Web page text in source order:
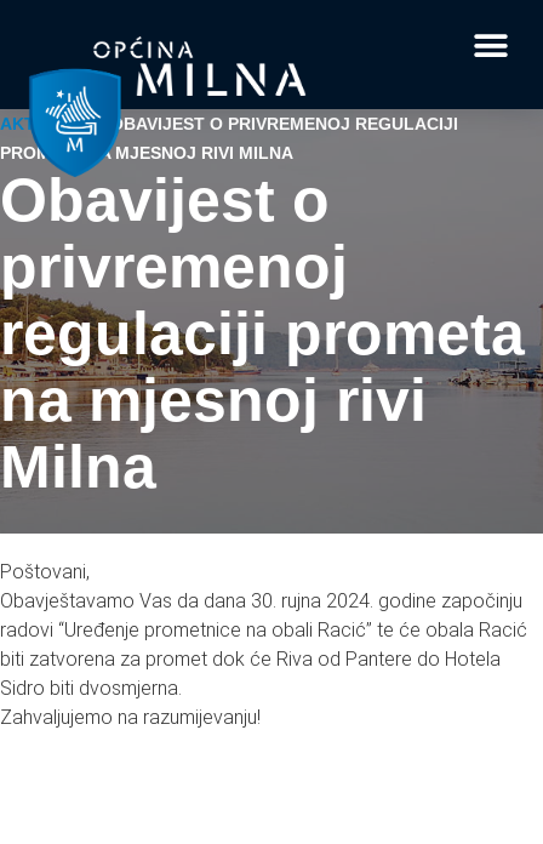
AKTUALNO/
OBAVIJEST O PRIVREMENOJ REGULACIJI
PROMETA NA MJESNOJ RIVI MILNA
Obavijest o
privremenoj
regulaciji prometa
na mjesnoj rivi
Milna
Poštovani,
Obavještavamo Vas da dana 30. rujna 2024. godine započinju
radovi “Uređenje prometnice na obali Racić” te će obala Racić
biti zatvorena za promet dok će Riva od Pantere do Hotela
Sidro biti dvosmjerna.
Zahvaljujemo na razumijevanju!